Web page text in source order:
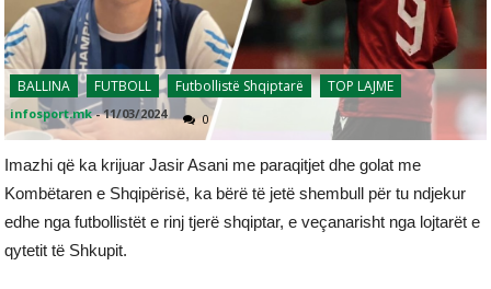
BALLINA FUTBOLL Futbollistë Shqiptarë TOP LAJME
infosport.mk -11/03/2024 0
Imazhi që ka krijuar Jasir Asani me paraqitjet dhe golat me
Kombëtaren e Shqipërisë, ka bërë të jetë shembull për tu ndjekur
edhe nga futbollistët e rinj tjerë shqiptar, e veçanarisht nga lojtarët e
qytetit të Shkupit.